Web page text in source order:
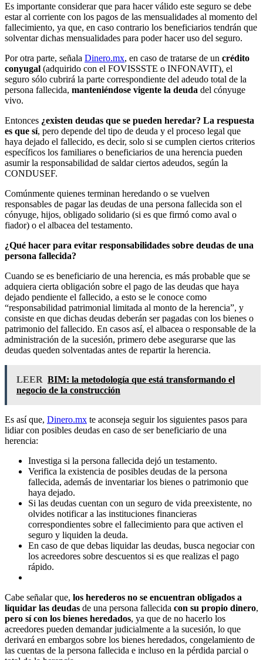
Es importante considerar que para hacer válido este seguro se debe
estar al corriente con los pagos de las mensualidades al momento del
fallecimiento, ya que, en caso contrario los beneficiarios tendrán que
solventar dichas mensualidades para poder hacer uso del seguro.
Por otra parte, señala Dinero.mx, en caso de tratarse de un crédito
conyugal (adquirido con el FOVISSSTE o INFONAVIT), el
seguro sólo cubrirá la parte correspondiente del adeudo total de la
persona fallecida, manteniéndose vigente la deuda del cónyuge
vivo.
Entonces ¿existen deudas que se pueden heredar? La respuesta
es que sí, pero depende del tipo de deuda y el proceso legal que
haya dejado el fallecido, es decir, solo si se cumplen ciertos criterios
específicos los familiares o beneficiarios de una herencia pueden
asumir la responsabilidad de saldar ciertos adeudos, según la
CONDUSEF.
Comúnmente quienes terminan heredando o se vuelven
responsables de pagar las deudas de una persona fallecida son el
cónyuge, hijos, obligado solidario (si es que firmó como aval o
fiador) o el albacea del testamento.
¿Qué hacer para evitar responsabilidades sobre deudas de una
persona fallecida?
Cuando se es beneficiario de una herencia, es más probable que se
adquiera cierta obligación sobre el pago de las deudas que haya
dejado pendiente el fallecido, a esto se le conoce como
“responsabilidad patrimonial limitada al monto de la herencia”, y
consiste en que dichas deudas deberán ser pagadas con los bienes o
patrimonio del fallecido. En casos así, el albacea o responsable de la
administración de la sucesión, primero debe asegurarse que las
deudas queden solventadas antes de repartir la herencia.
LEER BIM: la metodología que está transformando el
negocio de la construcción
Es así que, Dinero.mx te aconseja seguir los siguientes pasos para
lidiar con posibles deudas en caso de ser beneficiario de una
herencia:
Investiga si la persona fallecida dejó un testamento.
Verifica la existencia de posibles deudas de la persona
fallecida, además de inventariar los bienes o patrimonio que
haya dejado.
Si las deudas cuentan con un seguro de vida preexistente, no
olvides notificar a las instituciones financieras
correspondientes sobre el fallecimiento para que activen el
seguro y liquiden la deuda.
En caso de que debas liquidar las deudas, busca negociar con
los acreedores sobre descuentos si es que realizas el pago
rápido.
Cabe señalar que, los herederos no se encuentran obligados a
liquidar las deudas de una persona fallecida con su propio dinero,
pero sí con los bienes heredados, ya que de no hacerlo los
acreedores pueden demandar judicialmente a la sucesión, lo que
derivará en embargos sobre los bienes heredados, congelamiento de
las cuentas de la persona fallecida e incluso en la pérdida parcial o